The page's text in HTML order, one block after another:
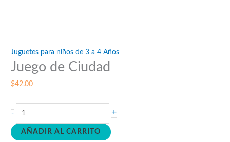
Juguetes para niños de 3 a 4 Años
Juego de Ciudad
$42.00
-
Juego
de
Ciudad
+
AÑADIR AL CARRITO